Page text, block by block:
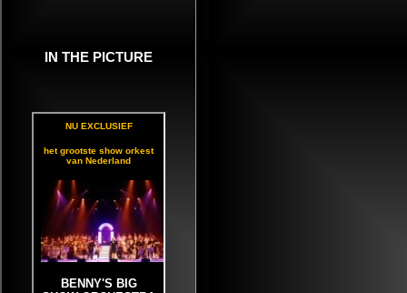
IN THE PICTURE